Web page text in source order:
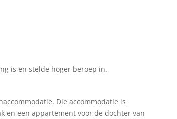
is en stelde hoger beroep in.
Die accommodatie is
en een appartement voor de dochter van